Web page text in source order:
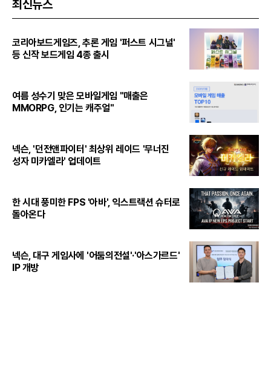
최신뉴스
코리아보드게임즈, 추론 게임 '퍼스트 시그널'
등 신작 보드게임 4종 출시
여름 성수기 맞은 모바일게임 "매출은
MMORPG, 인기는 캐주얼"
넥슨, '던전앤파이터' 최상위 레이드 '무너진
성자 미카엘라' 업데이트
한 시대 풍미한 FPS '아바', 익스트랙션 슈터로
돌아온다
넥슨, 대구 게임사에 '어둠의전설'·'아스가르드'
IP 개방